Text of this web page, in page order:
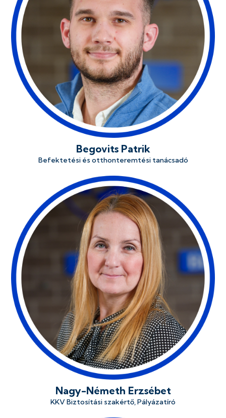
Begovits Patrik
Befektetési és otthonteremtési tanácsadó
Nagy-Németh Erzsébet
KKV Biztosítási szakértő, Pályázatíró